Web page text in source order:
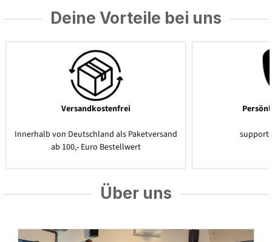
Deine Vorteile bei uns
Versandkostenfrei
Innerhalb von Deutschland als Paketversand
ab 100,- Euro Bestellwert
Über uns